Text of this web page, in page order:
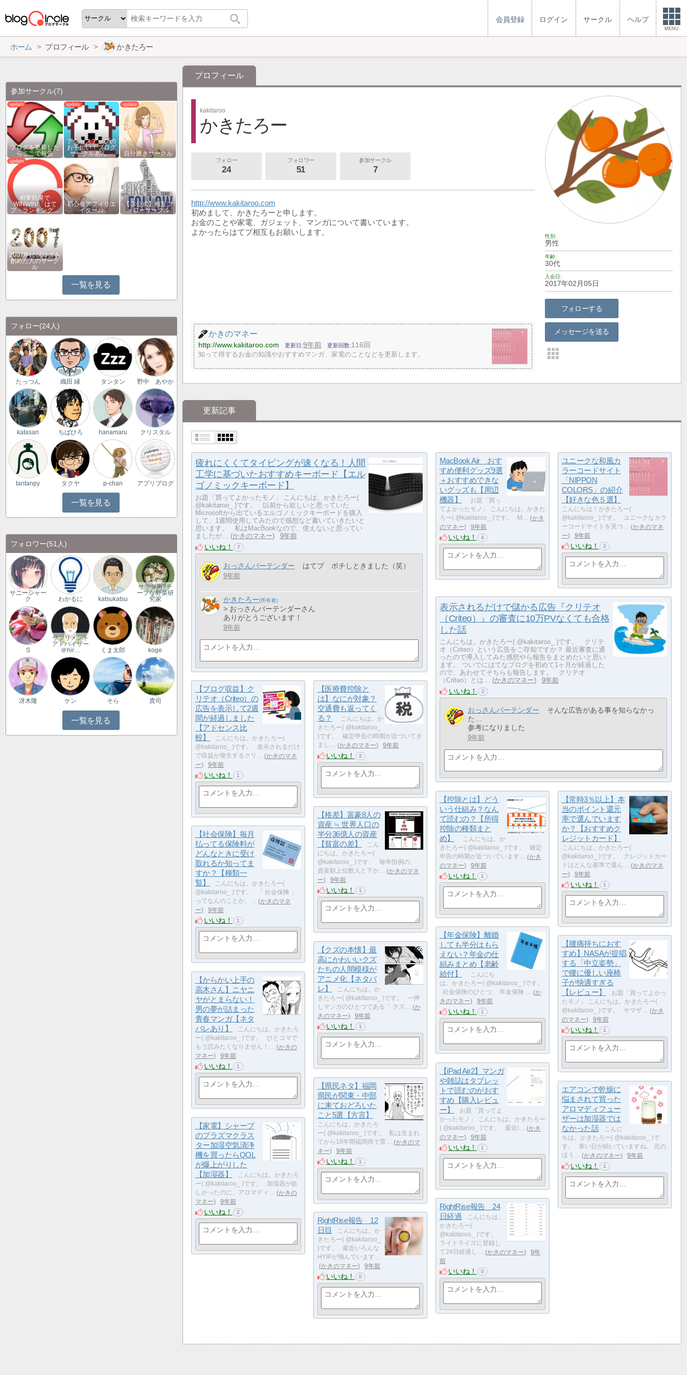
会員登録 ログイン サークル ヘルプ
MENU
ホーム プロフィール かきたろー
プロフィール
kakitaroo
かきたろー
フォロー
24
フォロワー
51
参加サークル
7
性別
男性
年齢
30代
入会日
2017年02月05日
フォローする
メッセージを送る
http://www.kakitaroo.com
初めまして、かきたろーと申します。
お金のことや家電、ガジェット、マンガについて書いています。
よかったらはてブ相互もお願いします。
かきのマネー
http://www.kakitaroo.com 更新日 9年前 更新回数 116回
知って得するお金の知識やおすすめマンガ、家電のことなどを更新します。
更新記事
疲れにくくてタイピングが速くなる！人間
工学に基づいたおすすめキーボード【エル
ゴノミックキーボード】
お題「買ってよかったモノ」 こんにちは。かきたろー(
@kakitaroo_ )です。 以前から欲しいと思っていた
Microsoftから出ているエルゴノミックキーボードを購入
して、1週間使用してみたので感想など書いていきたいと
思います。 私はMacBookなので、使えないと思ってい
ましたが…
かきのマネー 9年前
いいね！ 7
おっさんバーテンダー はてブ ポチしときました（笑）
9年前
かきたろー
> おっさんバーテンダーさん
ありがとうございます！
9年前
MacBook Air おす
すめ便利グッズ9選
＋おすすめできな
いグッズも【周辺
機器】
お題「買っ
てよかったモノ」 こんにちは。かきた
ろー( @kakitaroo_ )です。 M…
かき
のマネー
9年前
いいね！ 4
ユニークな和風カ
ラーコードサイト
「NIPPON
COLORS」の紹介
【好きな色５選】
こんにちは！かきたろー(
@kakitaroo_ )です。 ユニークなカラ
ーコードサイトを見つ…
かきのマネ
ー
9年前
いいね！ 2
表示されるだけで儲かる広告『クリテオ
（Criteo）』の審査に10万PVなくても合格
した話
こんにちは。かきたろー( @kakitaroo_ )です。 クリテ
オ（Criteo）という広告をご存知ですか？ 最近審査に通
ったので導入してみた感想やら報告をまとめたいと思い
ます。 ついでにはてなブログを初めて1ヶ月が経過した
ので、あわせてそちらも報告します。 クリテオ
（Criteo）とは…
かきのマネー 9年前
いいね！ 2
おっさんバーテンダー
そんな広告がある事を知らなかっ
た…
参考になりました
9年前
【ブログ収益】ク
リテオ（Criteo）の
広告を表示して2週
間が経過しました
【アドセンス比
較】
こんにちは。かきたろー(
@kakitaroo_ )です。 表示されるだけ
で収益が発生するクリ…
かきのマネ
ー
9年前
いいね！ 1
【医療費控除と
は】なにが対象？
交通費も返ってく
る？
こんにちは。か
きたろー( @kakitaroo_
)です。 確定申告の時期が近づいてき
まし…
かきのマネー 9年前
いいね！ 2
【控除とは】どう
いう仕組み？なん
て読むの？【所得
控除の種類まと
め】
こんにちは。か
きたろー( @kakitaroo_ )です。 確定
申告の時期が近づいています…
かき
のマネー
9年前
いいね！ 1
【常時3％以上】本
当のポイント還元
率で選んでいます
か？【おすすめク
レジットカード】
こんにちは。かきたろー(
@kakitaroo_ )です。 クレジットカー
ドはどんな基準で選ん…
かきのマネ
ー
9年前
いいね！ 1
【格差】富豪8人の
資産 ≒ 世界人口の
半分36億人の資産
【貧富の差】
こん
にちは。かきたろー(
@kakitaroo_ )です。 毎年恒例の、
資産額上位数人と下か…
かきのマネ
ー
9年前
いいね！ 1
【社会保険】毎月
払ってる保険料が
どんなときに受け
取れるか知ってま
すか？【種類一
覧】
こんにちは。かきたろー(
@kakitaroo_ )です。 「 社会保険 」
ってなんのことか、…
かきのマネ
ー
9年前
いいね！ 1
【年金保険】離婚
しても半分はもら
えない？年金の仕
組みまとめ【老齢
給付】
こんにち
は。かきたろー( @kakitaroo_ )です。
社会保険のひとつ、 年金保険 …
か
きのマネー
9年前
いいね！ 1
【腰痛持ちにおす
すめ】NASAが提唱
する「中立姿勢」
で腰に優しい座椅
子が快適すぎる
【レビュー】
お題「買ってよかっ
たモノ」 こんにちは。かきたろー(
@kakitaroo_ )です。 ヤマザ…
かき
のマネー
9年前
いいね！ 1
【クズの本懐】最
高にかわいいクズ
たちの人間模様が
アニメ化【ネタバ
レ】
こんにちは。か
きたろー( @kakitaroo_ )です。 一押
しマンガのひとつである「 クズ…
か
きのマネー
9年前
いいね！ 1
【からかい上手の
高木さん】ニヤニ
ヤがとまらない！
男の夢が詰まった
青春マンガ【ネタ
バレあり】
こんにちは。かきたろ
ー( @kakitaroo_ )です。 ひとコマで
もう読みたくなりません！…
かきの
マネー
9年前
いいね！ 1
【iPad Air2】マンガ
や雑誌はタブレッ
トで読むのがおす
すめ【購入レビュ
ー】
お題「買ってよ
かったモノ」 こんにちは。かきたろー
( @kakitaroo_ )です。 最近i…
かき
のマネー
9年前
いいね！ 1
【県民ネタ】福岡
県民が関東・中部
に来ておどろいた
こと5選【方言】
こんにちは。かきたろ
ー( @kakitaroo_ )です。 私は生まれ
てから18年間福岡県で育…
かきのマ
ネー
9年前
いいね！ 1
エアコンで乾燥に
悩まされて買った
アロマディフュー
ザーは加湿器では
なかった話
こんに
ちは。かきたろー( @kakitaroo_ )で
す。 寒い日が続いていますね。 北の
ほう…
かきのマネー 9年前
いいね！ 1
【家電】シャープ
のプラズマクラス
ター加湿空気清浄
機を買ったらQOL
が爆上がりした
【加湿器】
こんにちは。かきたろ
ー( @kakitaroo_ )です。 加湿器が欲
しかったのに、アロマディ…
かきの
マネー
9年前
いいね！ 2
RightRise報告 24
日経過
こんにちは。
かきたろー(
@kakitaroo_ )です。
ライトライズに登録し
て24日経過し…
かきのマネー
9年
前
いいね！ 0
RightRise報告 12
日目
こんにちは。か
きたろー( @kakitaroo_
)です。 最近いろんな
HYIPが飛んでいます…
かきのマネー
9年前
いいね！ 0
参加サークル(7)
ブログを更新した
らここで報告
アクセスアップの
お手伝い！ブログ
サークルあん…
自分磨きサークル
相乗効果で
WINWIN!「はて
ブ・ランキング…
初心者アフィリエ
イター♪♪
【非公式】相互フ
ォローサークル
2007年にブログを
創めた人のサーク
ル
一覧を見る
フォロー(24人)
たっつん 織田 縁 タンタン 野中 あやか
katasan ちばひろ hanamaru クリスタル
tantanpy タクヤ p-chan アプリブログ
一覧を見る
フォロワー(51人)
サニーシャー
ク
わかるに katsukatsu
サラダ男?チ
ープな野菜研
究家
S
サプリメント
アドバイザー
＠hir…
くま太郎 koge
冴木隆 ケン そら 貴司
一覧を見る